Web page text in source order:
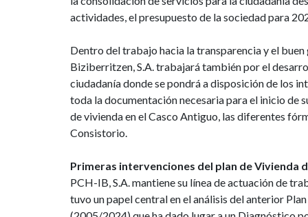
actividades, el presupuesto de la sociedad para
Dentro del trabajo hacia la transparencia y el
Biziberritzen, S.A. trabajará también por el
ciudadanía donde se pondrá a disposición de los
toda la documentación necesaria para el inicio de
de vivienda en el Casco Antiguo, las diferentes
Consistorio.
Primeras intervenciones del plan de Vivienda
PCH-IB, S.A. mantiene su línea de actuación de
tuvo un papel central en el análisis del anterior